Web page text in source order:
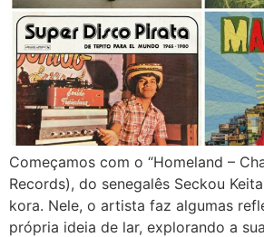
Começamos com o “Homeland –
Records), do senegalês Seckou
kora. Nele, o artista faz algumas
própria ideia de lar, explorando a